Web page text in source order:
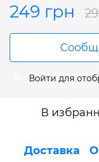
249 грн
Войти для
В
Доставка